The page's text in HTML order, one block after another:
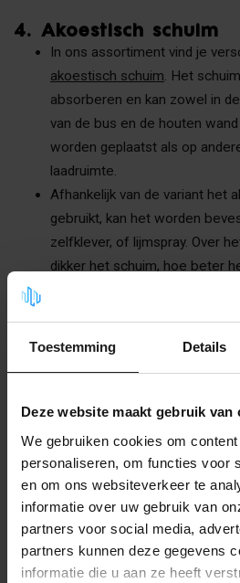
Toestemming Details
Deze website maakt gebruik van
We gebruiken cookies om
personaliseren, om functies voor
en om ons websiteverkeer te
informatie over uw gebruik van
partners voor social media,
partners kunnen deze gegevens
informatie die u aan ze heeft
4. Akoestisch schuim
In ons assortiment vind je
akoestisch schuim. Het
absorberen en kan zowel in
van de bus en de houten
worden geplaatst als op
laadruimte.
Afhankelijk van de variant het
gebruikt, kan het worden
zelfklever, of lijmspray. Over
dikker het schuim, hoe beter
Voordelen van
bedrijfswagen heeft verschillende
geluidsoverlast zorgt voor een
en verhoogt de concentratie
Bescherming van lading:
rubberen laadvloermat
schuiven en beschadigd raakt.
Verminderde slijtage:Door
verminderen materialen zoals